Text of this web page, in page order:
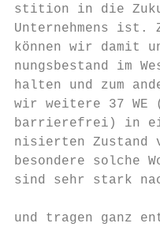
stition in die
können wir
nungsbestand
halten und
wir weitere 37
barrierefrei) in
nisierten
besondere
sind sehr stark
und tragen ganz